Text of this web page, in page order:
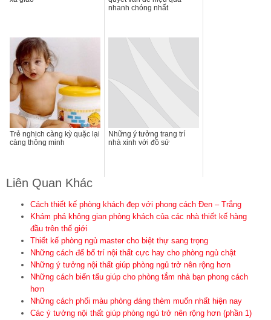
nhanh chóng nhất
Trẻ nghịch càng kỳ quặc lại
càng thông minh
Những ý tưởng trang trí
nhà xinh với đồ sứ
Liên Quan Khác
Cách thiết kế phòng khách đẹp với phong cách Đen – Trắng
Khám phá không gian phòng khách của các nhà thiết kế hàng
đầu trên thế giới
Thiết kế phòng ngủ master cho biệt thự sang trọng
Những cách để bố trí nội thất cực hay cho phòng ngủ chật
Những ý tưởng nội thất giúp phòng ngủ trở nên rộng hơn
Những cách biến tấu giúp cho phòng tắm nhà bạn phong cách
hơn
Những cách phối màu phòng đáng thèm muốn nhất hiện nay
Các ý tưởng nội thất giúp phòng ngủ trở nên rộng hơn (phần 1)